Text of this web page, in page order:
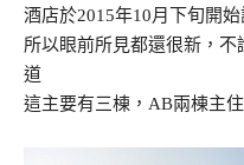
酒店於2015年10月下旬開
所以眼前所見都還很新，
道
這主要有三棟，AB兩棟主